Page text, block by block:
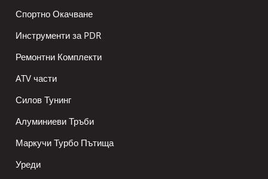
Спортно Окачване
Инструменти за PDR
Ремонтни Комплекти
ATV части
Силов Тунинг
Алуминиеви Тръби
Маркучи Турбо Пътища
Уреди